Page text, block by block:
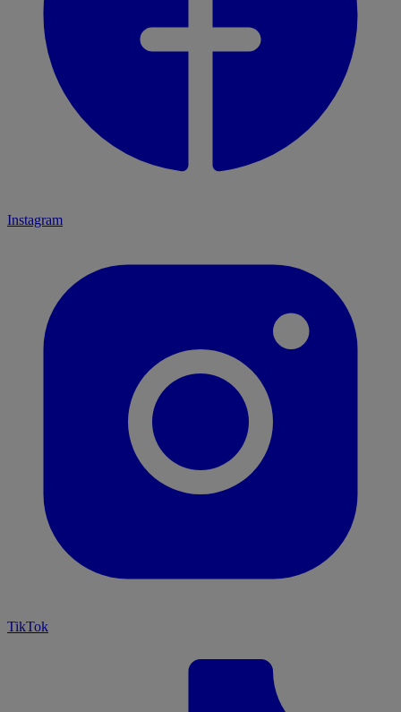
Instagram
TikTok